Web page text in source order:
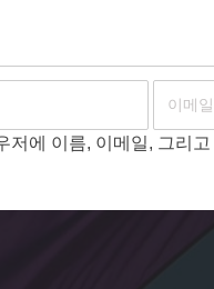
저에 이름, 이메일, 그리